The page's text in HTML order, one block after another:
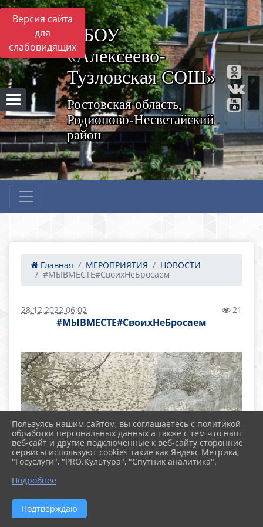
Версия сайта
для
слабовидящих
МБОУ
«Алексеево-
Тузловская СОШ»
Ростовская область,
Родионово-Несветайский
район
Главная МЕРОПРИЯТИЯ
НОВОСТИ
#МЫВМЕСТЕ#СвоихНеБросаем
28.12.2022 06:02 21
#МЫВМЕСТЕ#СвоихНеБросаем
Пользуясь нашим сайтом, вы соглашаетесь с политикой
обработки персональных данных а также с тем что наш
веб-сайт и другие подключенные к веб-сайту сторонние
сервисы используют cookies такие как Яндекс Метрика,
"Госуслуги", "PRO.Культура", "Спутник аналитика".
Подробнее
Подтверждаю